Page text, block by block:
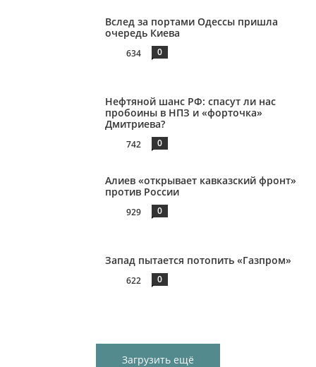
Вслед за портами Одессы пришла
очередь Киева
634 0
Нефтяной шанс РФ: спасут ли нас
пробоины в НПЗ и «форточка»
Дмитриева?
742 0
Алиев «открывает кавказский фронт»
против России
929 0
Запад пытается потопить «Газпром»
622 0
Загрузить ещё